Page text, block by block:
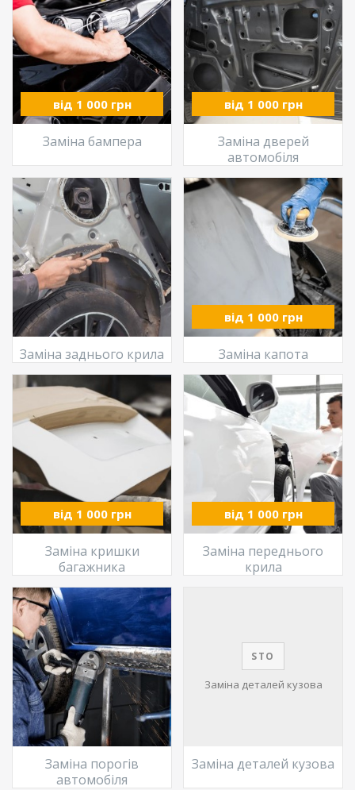
від 1 000 грн
Заміна бампера
від 1 000 грн
Заміна дверей
автомобіля
Заміна заднього крила
від 1 000 грн
Заміна капота
від 1 000 грн
Заміна кришки
багажника
від 1 000 грн
Заміна переднього
крила
Заміна порогів
автомобіля
STO
Заміна деталей кузова
Заміна деталей кузова